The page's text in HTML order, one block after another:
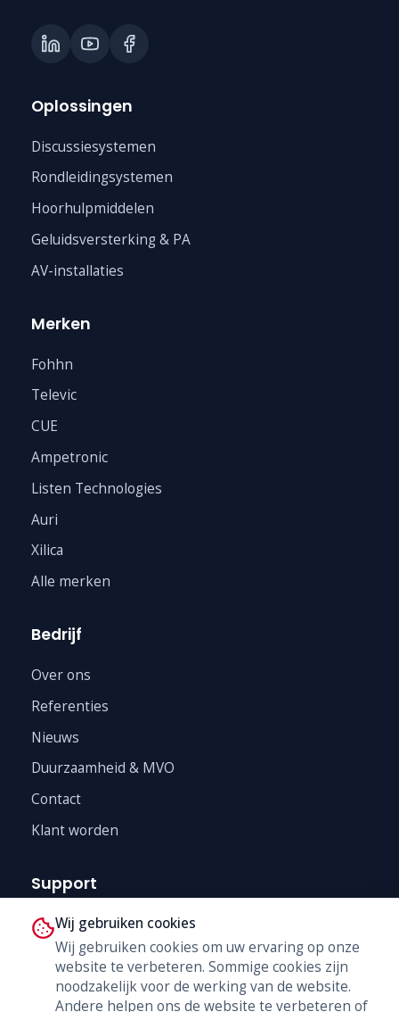
Oplossingen
Discussiesystemen
Rondleidingsystemen
Hoorhulpmiddelen
Geluidsversterking & PA
AV-installaties
Merken
Fohhn
Televic
CUE
Ampetronic
Listen Technologies
Auri
Xilica
Alle merken
Bedrijf
Over ons
Referenties
Nieuws
Duurzaamheid & MVO
Contact
Klant worden
Support
Technische Dienst
Trainingen
B2B Shop
Wij gebruiken cookies
Wij gebruiken cookies om uw ervaring op onze
website te verbeteren. Sommige cookies zijn
noodzakelijk voor de werking van de website.
Andere helpen ons de website te verbeteren of